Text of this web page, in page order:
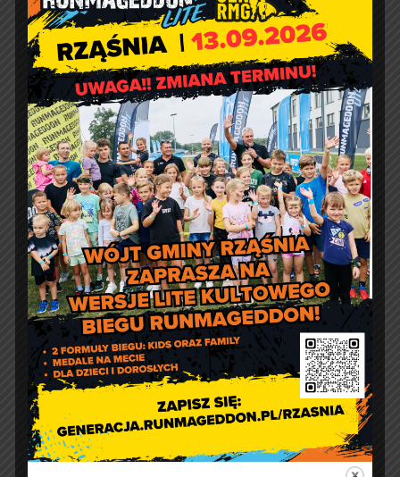
Kontakt
Urząd Gminy w Rząśni
ul. 1 Maja 37
98 – 332 Rząśnia
e-doręczenia:AE:PL-57726-56911-GBSAJ-23
adres email:gmina@rzasnia.pl
tel. 44 631-71-22 (biuro podawcze)
Godziny otwarcia Urzędu:
pon.: 9:00 – 17:00
wt. – pt.: 7:30 – 15:30
Jakość powietrza